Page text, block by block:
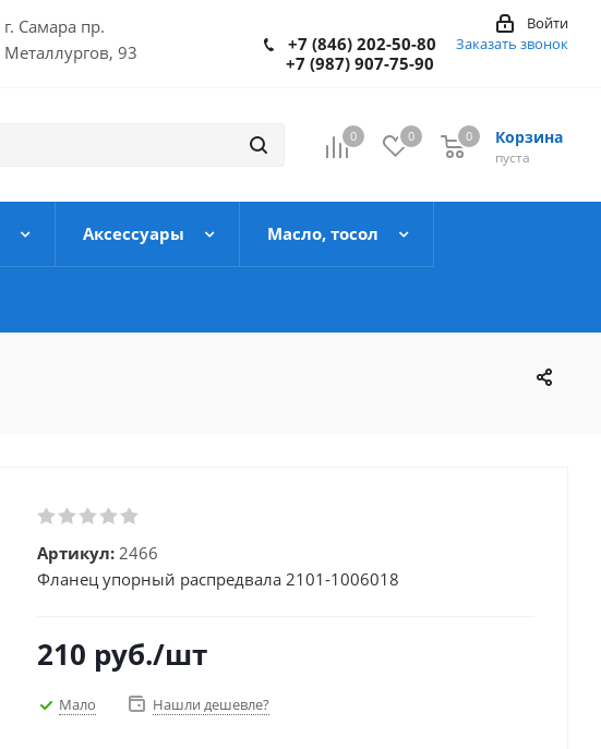
г. Самара пр.
Металлургов, 93
Войти
+7 (846) 202-50-80
+7 (987) 907-75-90
Заказать звонок
0 0 Корзина
пуста
0
Аксессуары Масло, тосол
Артикул: 2466
Фланец упорный распредвала 2101-1006018
210 руб./шт
Мало Нашли дешевле?